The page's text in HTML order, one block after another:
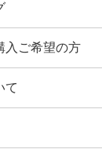
入ご希望の方
て